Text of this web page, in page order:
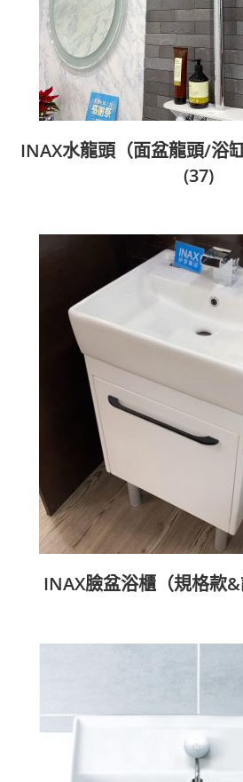
INAX水龍頭（面盆龍頭/浴
(37)
INAX臉盆浴櫃（規格款&